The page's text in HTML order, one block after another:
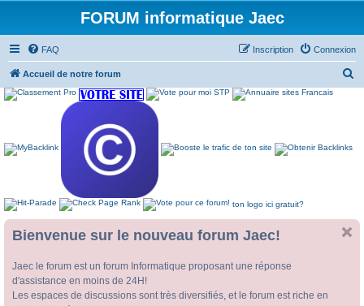
FORUM informatique Jaec
FAQ Connexion
Inscription
Accueil de notre forum
ton logo ici gratuit?
Bienvenue sur le nouveau forum Jaec!
Jaec le forum est un forum Informatique proposant une réponse
d'assistance en moins de 24H!
Les espaces de discussions sont très diversifiés, et le forum est riche en